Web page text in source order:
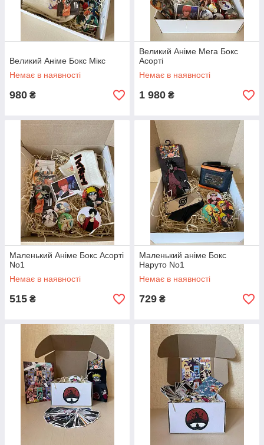
Великий Аніме Бокс Мікс
Немає в наявності
980 ₴
Великий Аніме Мега Бокс
Асорті
Немає в наявності
1 980 ₴
Маленький Аніме Бокс Асорті
No1
Немає в наявності
515 ₴
Маленький аніме Бокс
Наруто No1
Немає в наявності
729 ₴